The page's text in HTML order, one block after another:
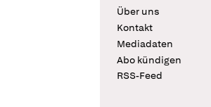
Über uns
Kontakt
Mediadaten
Abo kündigen
RSS-Feed